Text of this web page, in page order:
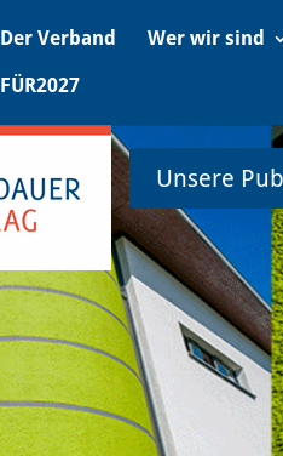
Der Verband Wer wir sind
FÜR2027
Unsere